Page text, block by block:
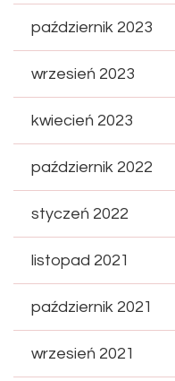
październik 2023
wrzesień 2023
kwiecień 2023
październik 2022
styczeń 2022
listopad 2021
październik 2021
wrzesień 2021